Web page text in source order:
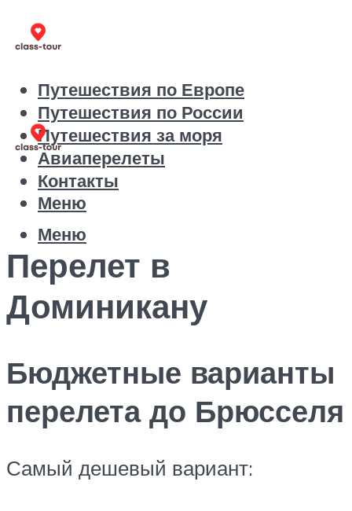
Путешествия по Европе
Путешествия по России
Путешествия за моря
Авиаперелеты
Контакты
Меню
Меню
Перелет в
Доминикану
Бюджетные варианты
перелета до Брюсселя
Самый дешевый вариант: